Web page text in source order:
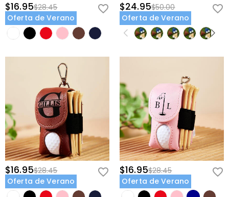
$16.95$28.45
Oferta de Verano
$24.95$50.00
Oferta de Verano
$16.95$28.45
Oferta de Verano
$16.95$28.45
Oferta de Verano